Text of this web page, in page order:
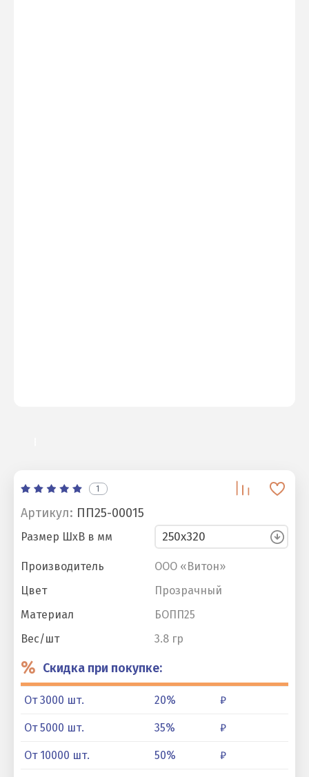
Артикул: ПП25-00015
1
Производитель
ООО «Витон»
Цвет
Прозрачный
Материал
БОПП25
Размер ШхВ в мм
Вес/шт 3.8 гр
% Скидка при покупке:
От 3000 шт. 20% ₽
От 5000 шт. 35% ₽
От 10000 шт. 50% ₽